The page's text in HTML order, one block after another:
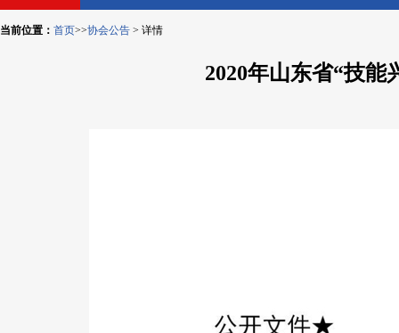
当前位置： 首页>>协会公告 > 详情
2020年山东省“技